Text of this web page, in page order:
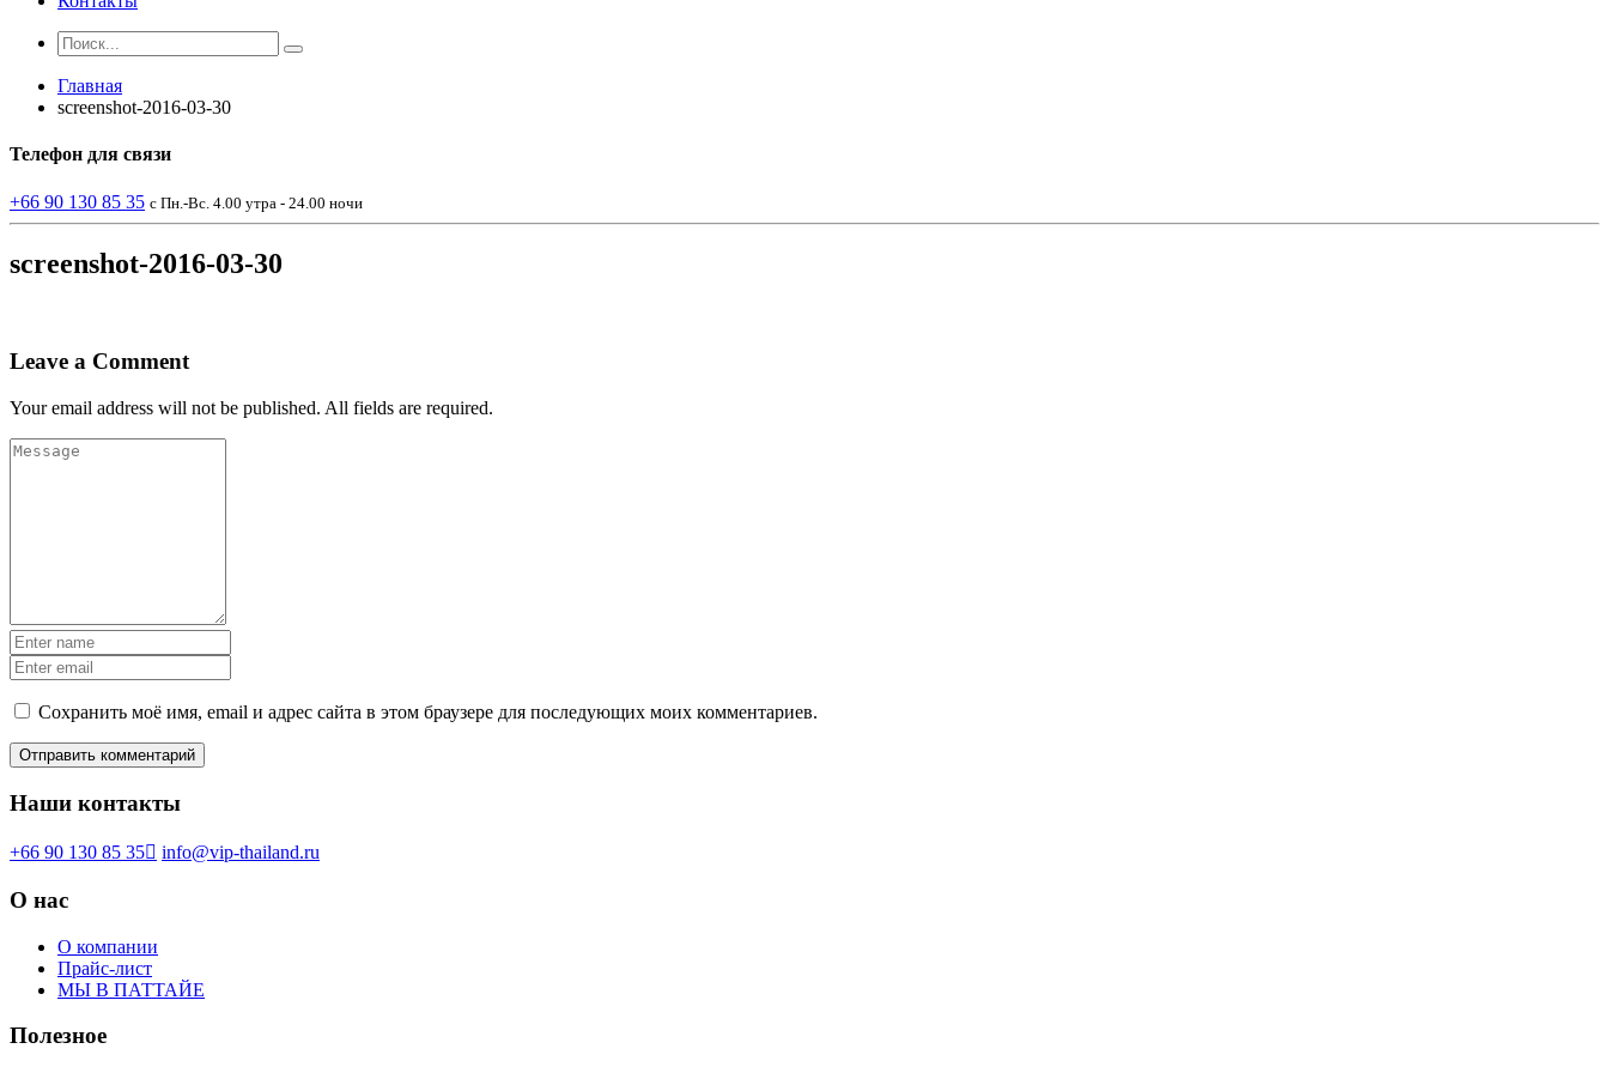
Главная
screenshot-2016-03-30
Телефон для связи
+66 90 130 85 35 с Пн.-Вс. 4.00 утра - 24.00 ночи
screenshot-2016-03-30
Leave a Comment
Your email address will not be published. All fields are required.
Сохранить моё имя, email и адрес сайта в этом браузере для последующих моих комментариев.
Наши контакты
+66 90 130 85 35 info@vip-thailand.ru
О нас
О компании
Прайс-лист
МЫ В ПАТТАЙЕ
Полезное